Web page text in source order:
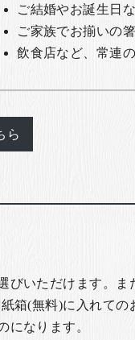
ご結婚やお誕生日
ご家族でお揃いの
飲食店など、常連
ら
いただけます。
箱(無料)に入れて
になります。